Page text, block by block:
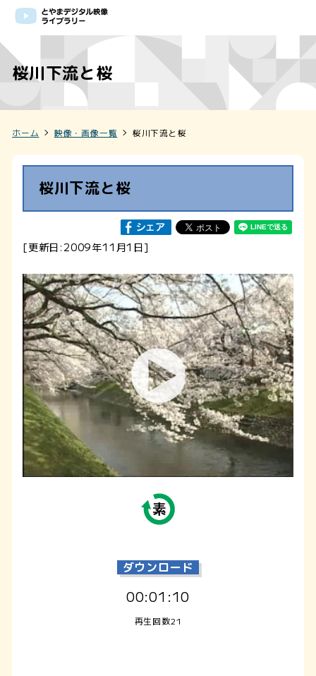
桜川下流と桜
ホーム 映像・画像一覧 桜川下流と桜
桜川下流と桜
[更新日:2009年11月1日]
ダウンロード
00:01:10
再生回数21